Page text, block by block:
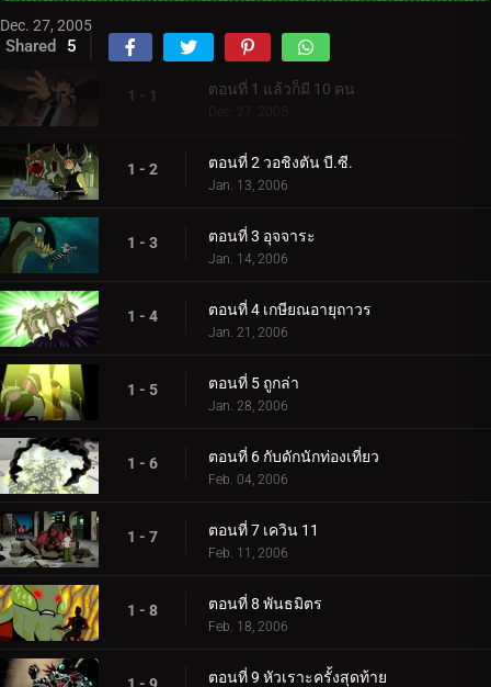
Dec. 27, 2005
Shared 5
1 - 1 ตอนที่ 1 แล้วก็มี 10 คน
1 - 2 ตอนที่ 2 วอชิงตัน บี.ซี.
Jan. 13, 2006
1 - 3 ตอนที่ 3 อุจจาระ
Jan. 14, 2006
1 - 4 ตอนที่ 4 เกษียณอายุถาวร
Jan. 21, 2006
1 - 5 ตอนที่ 5 ถูกล่า
Jan. 28, 2006
1 - 6 ตอนที่ 6 กับดักนักท่องเที่ยว
Feb. 04, 2006
1 - 7 ตอนที่ 7 เควิน 11
Feb. 11, 2006
1 - 8 ตอนที่ 8 พันธมิตร
Feb. 18, 2006
ตอนที่ 9 หัวเราะครั้งสุดท้าย